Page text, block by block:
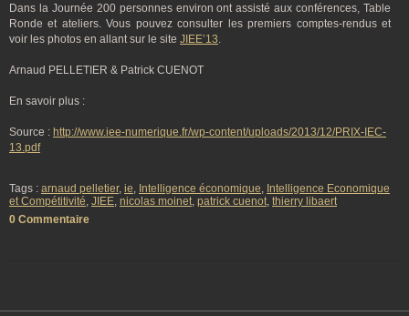
Dans la Journée 200 personnes environ ont assisté aux conférences, Table
Ronde et ateliers. Vous pouvez consulter les premiers comptes-rendus et
voir les photos en allant sur le site JIEE’13.
Arnaud PELLETIER & Patrick CUENOT
En savoir plus :
Source : http://www.iee-numerique.fr/wp-content/uploads/2013/12/PRIX-IEC-
13.pdf
Tags : arnaud pelletier, ie, Intelligence économique, Intelligence Economique
et Compétitivité, JIEE, nicolas moinet, patrick cuenot, thierry libaert
0 Commentaire